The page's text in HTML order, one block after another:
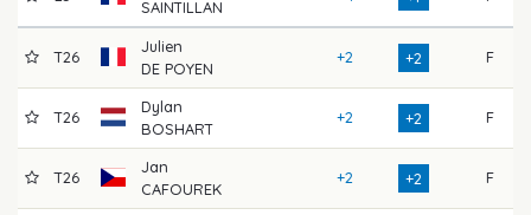
SAINTILLAN
T26
Julien
DE POYEN
+2 +2 F
T26
Dylan
BOSHART
+2 +2 F
T26
Jan
CAFOUREK
+2 +2 F